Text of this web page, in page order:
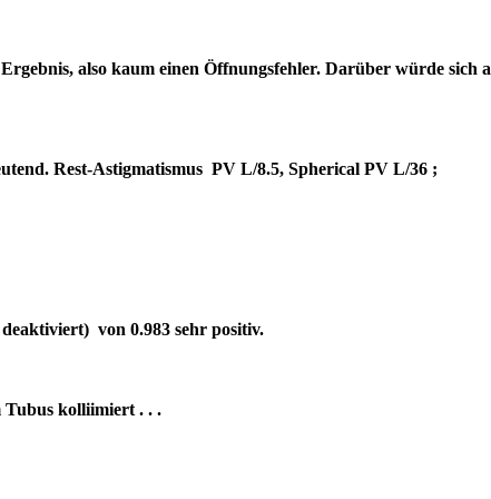
also kaum einen Öffnungsfehler. Darüber würde sich
Rest-Astigmatismus PV L/8.5, Spherical PV L/36 ;
von 0.983 sehr positiv.
Tubus kolliimiert . . .